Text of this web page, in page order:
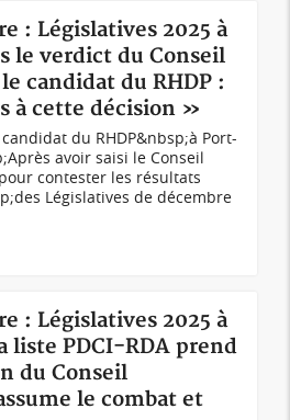
: Législatives 2025 à
le verdict du Conseil
candidat du RHDP :
à cette décision »
du RHDP&nbsp;à Port-
avoir saisi le Conseil
contester les résultats
Législatives de décembre
: Législatives 2025 à
liste PDCI-RDA prend
du Conseil
le combat et